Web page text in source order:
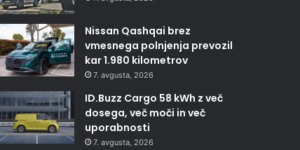
Nissan Qashqai brez
vmesnega polnjenja prevozil
kar 1.980 kilometrov
7. avgusta, 2026
ID.Buzz Cargo 58 kWh z več
dosega, več moči in več
uporabnosti
7. avgusta, 2026